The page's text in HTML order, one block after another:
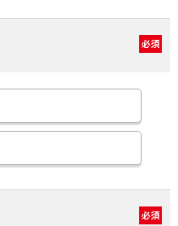
必須
必須